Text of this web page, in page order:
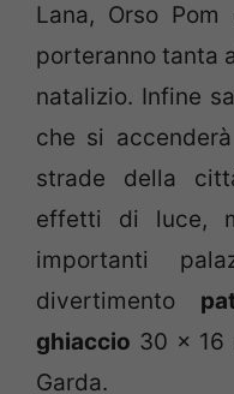
Lana, Orso
porteranno tanta
natalizio. Infine
che si
strade della
effetti di luce,
importanti
divertimento
ghiaccio 30 x 16
Garda.